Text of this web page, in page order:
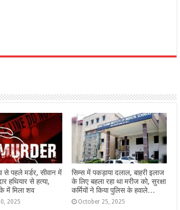
से पहले मर्डर, सीवान में
हथियार से हत्या,
में मिला शव
2025
सिम्स में पकड़ाया दलाल, बाहरी इलाज
के लिए बहला रहा था मरीज को, सुरक्षा
कर्मियों ने किया पुलिस के हवाले…
October 25, 2025